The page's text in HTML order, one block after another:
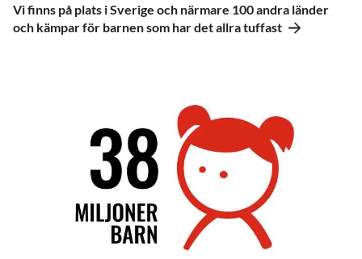
Vi finns på plats i Sverige och närmare 100 andra länder
och kämpar för barnen som har det allra tuffast